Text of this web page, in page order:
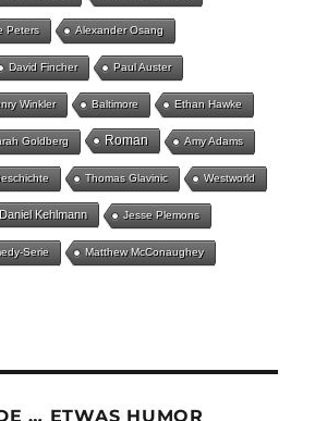
Peters Alexander Osang
David Fincher Paul Auster
Winkler Baltimore Ethan Hawke
Goldberg Roman Amy Adams
Thomas Glavinic Westworld
Daniel Kehlmann Jesse Plemons
Serie Matthew McConaughey
… ETWAS HUMOR